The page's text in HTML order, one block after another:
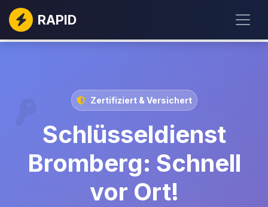
RAPID
Zertifiziert & Versichert
Schlüsseldienst
Bromberg: Schnell
vor Ort!